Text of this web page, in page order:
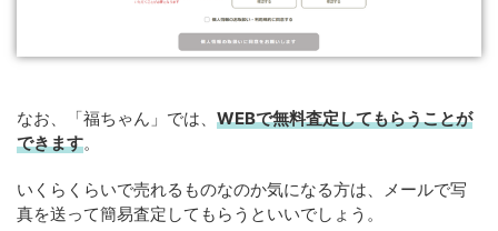
なお、「福ちゃん」では、 WEBで無料査定してもらうことが
できます。
いくらくらいで売れるものなのか気になる方は、メールで写
真を送って簡易査定してもらうといいでしょう。